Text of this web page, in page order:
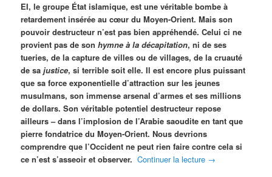
EI, le groupe État islamique, est une véritable bombe à
retardement insérée au cœur du Moyen-Orient. Mais son
pouvoir destructeur n’est pas bien appréhendé. Celui ci ne
provient pas de sonhymne à la décapitation, ni de ses
tueries, de la capture de villes ou de villages, de la cruauté
de sajustice, si terrible soit elle. Il est encore plus puissant
que sa force exponentielle d’attraction sur les jeunes
musulmans, son immense arsenal d’armes et ses millions
de dollars. Son véritable potentiel destructeur repose
ailleurs – dans l’implosion de l’Arabie saoudite en tant que
pierre fondatrice du Moyen-Orient. Nous devrions
comprendre que l’Occident ne peut rien faire contre cela si
ce n’est s’asseoir et observer. Continuer la lecture →